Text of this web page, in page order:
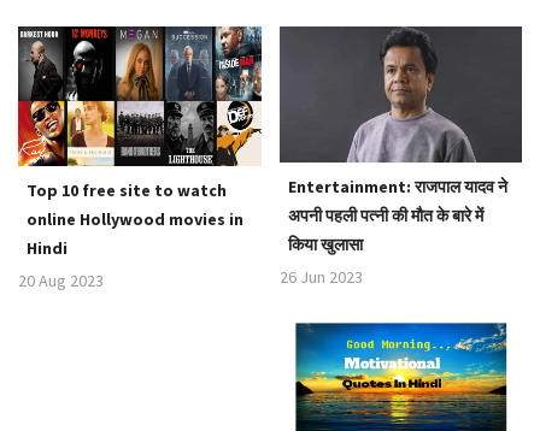
Top 10 free site to watch
online Hollywood movies in
Hindi
20 Aug 2023
Entertainment: राजपाल यादव ने
अपनी पहली पत्नी की मौत के बारे में
किया खुलासा
26 Jun 2023